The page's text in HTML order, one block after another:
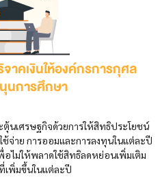
าคเงินให้องค์กรการกุศล
นการศึกษา
นเศรษฐกิจด้วยการให้สิทธิประโยชน์
จ่าย การออมและการลงทุนในแต่ละปี
อไม่ให้พลาดใช้สิทธิลดหย่อนเพิ่มเติม
เพิ่มขึ้นในแต่ละปี